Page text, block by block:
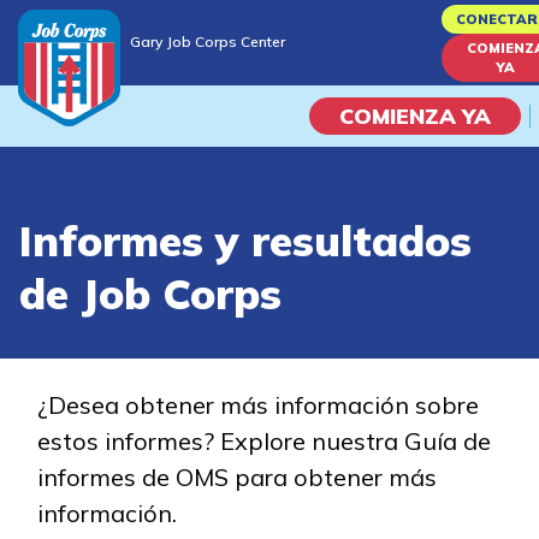
to
content
Gary Job Corps Center
YA
COMIENZA YA
Vida En El Campus
Habilidades académicas
Estudiar
Programas de
Informes y resultados
de Job Corps
¿Desea obtener más información sobre
estos informes? Explore nuestra Guía de
informes de OMS para obtener más
información.